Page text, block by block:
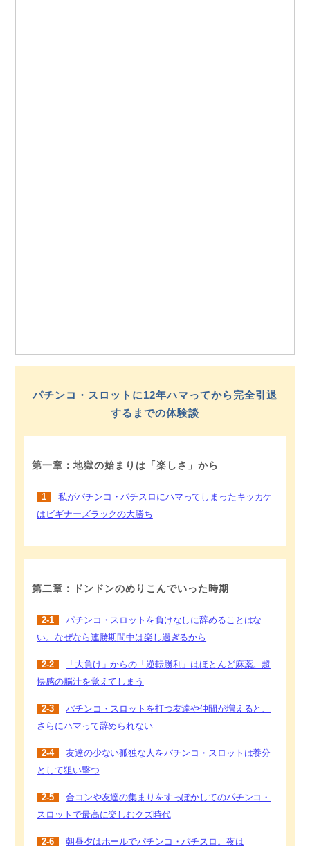
パチンコ・スロットに12年ハマってから完全引退
するまでの体験談
第一章：地獄の始まりは「楽しさ」から
1
私がパチンコ・パチスロにハマってしまったキッカケ
はビギナーズラックの大勝ち
第二章：ドンドンのめりこんでいった時期
2-1
パチンコ・スロットを負けなしに辞めることはな
い。なぜなら連勝期間中は楽し過ぎるから
2-2
「大負け」からの「逆転勝利」はほとんど麻薬。超
快感の脳汁を覚えてしまう
2-3
パチンコ・スロットを打つ友達や仲間が増えると、
さらにハマって辞められない
2-4
友達の少ない孤独な人をパチンコ・スロットは養分
として狙い撃つ
2-5
合コンや友達の集まりをすっぽかしてのパチンコ・
スロットで最高に楽しむクズ時代
2-6
朝昼夕はホールでパチンコ・パチスロ。夜は